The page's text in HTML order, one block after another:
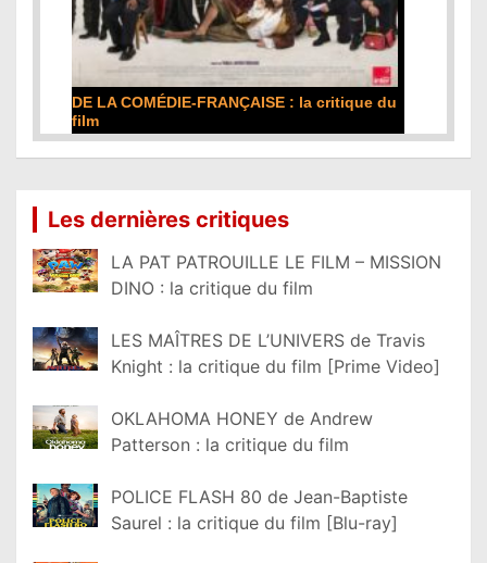
DE LA COMÉDIE-FRANÇAISE : la critique du
film
Les dernières critiques
LA PAT PATROUILLE LE FILM – MISSION
DINO : la critique du film
LES MAÎTRES DE L’UNIVERS de Travis
Knight : la critique du film [Prime Video]
OKLAHOMA HONEY de Andrew
Patterson : la critique du film
POLICE FLASH 80 de Jean-Baptiste
Saurel : la critique du film [Blu-ray]